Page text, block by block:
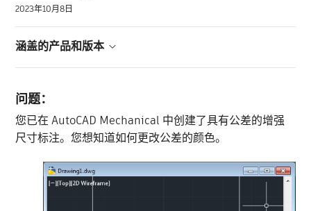
2023年10月8日
涵盖的产品和版本
问题：
您已在 AutoCAD Mechanical 中创建了具有公差的增强
尺寸标注。您想知道如何更改公差的颜色。